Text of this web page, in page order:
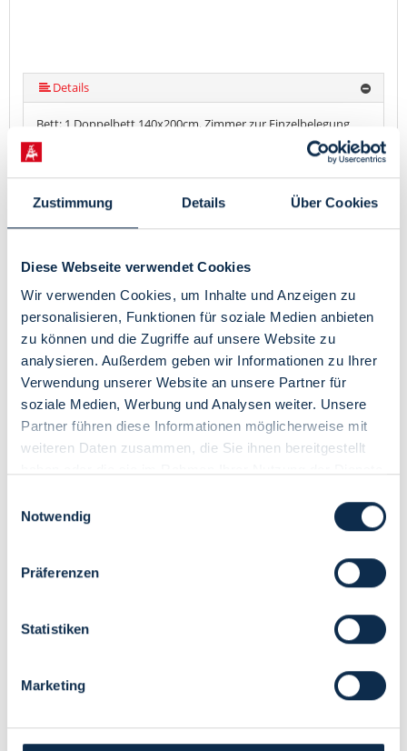
Zustimmung Details Über Cookies
Diese Webseite verwendet Cookies
Wir verwenden Cookies, um Inhalte und Anzeigen zu
personalisieren, Funktionen für soziale Medien anbieten
zu können und die Zugriffe auf unsere Website zu
analysieren. Außerdem geben wir Informationen zu Ihrer
Verwendung unserer Website an unsere Partner für
soziale Medien, Werbung und Analysen weiter. Unsere
Partner führen diese Informationen möglicherweise mit
weiteren Daten zusammen, die Sie ihnen bereitgestellt
Notwendig
Präferenzen
Statistiken
Marketing
Details
Bett: 1 Doppelbett 140x200cm, Zimmer zur Einzelbelegung
Ausstattungsmerkmale Hotelzimmer:
Bad und Dusche,
WC, Föhn, Minibar im Zimmer, Radio, Safe, TV, W-LAN im
Belegung: 1 Person
Superior Doppelzimmer
heute ab147,05 € Pro Einheit / Nacht für 1
Pers. (ab 6 Jahre) Citytax inklusive.
Zimmergröße: 28 m² Bett: 1 Queensize-Bett Belegung: max. 2
Erwachsene Diese Zimmer sind mit Dusche/WC, Fön, Kabel-TV,
Tee-/Kaffeestation ausgestattet.
Ausstattungsmerkmale Hotelzimmer:
Bad und Dusche,
Belegung: 1-2 Personen
Verfügbarkeiten anzeigen